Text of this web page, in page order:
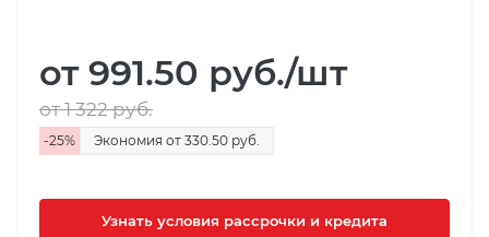
от 991.50 руб./шт
от 1 322руб.
-25% Экономия от 330.50 руб.
Узнать условия рассрочки и кредита